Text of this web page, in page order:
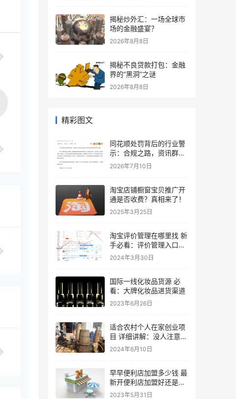
揭秘炒外汇：一场全球市
场的金融盛宴？
2026年8月8日
揭秘不良贷款打包：金融
界的“黑洞”之谜
2026年8月8日
精彩图文
同花顺处罚背后的行业警
示：合规之路，资讯群体
如何自保？
2026年7月10日
淘宝店铺橱窗宝贝推广开
通是否收费？真相来了！
2025年3月25日
淘宝评价管理在哪里找 新
手必看：评价管理入口介
绍
2024年3月30日
国际一线化妆品货源 必
看：大牌化妆品进货渠道
2023年6月26日
适合农村个人在家创业项
目 详细讲解：没人注意的
7个暴利行业
2024年6月10日
早早便利店加盟多少钱 最
新开便利店加盟好还是自
营好
2023年5月31日